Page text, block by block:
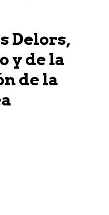
Delors,
y de la
de la